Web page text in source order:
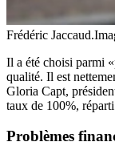
Frédéric Jaccaud.
Il a été choisi parmi
qualité. Il est
Gloria Capt,
taux de 100%,
Problèmes